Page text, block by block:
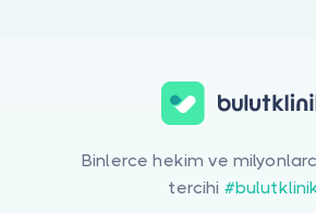
Binlerce hekim ve
tercihi